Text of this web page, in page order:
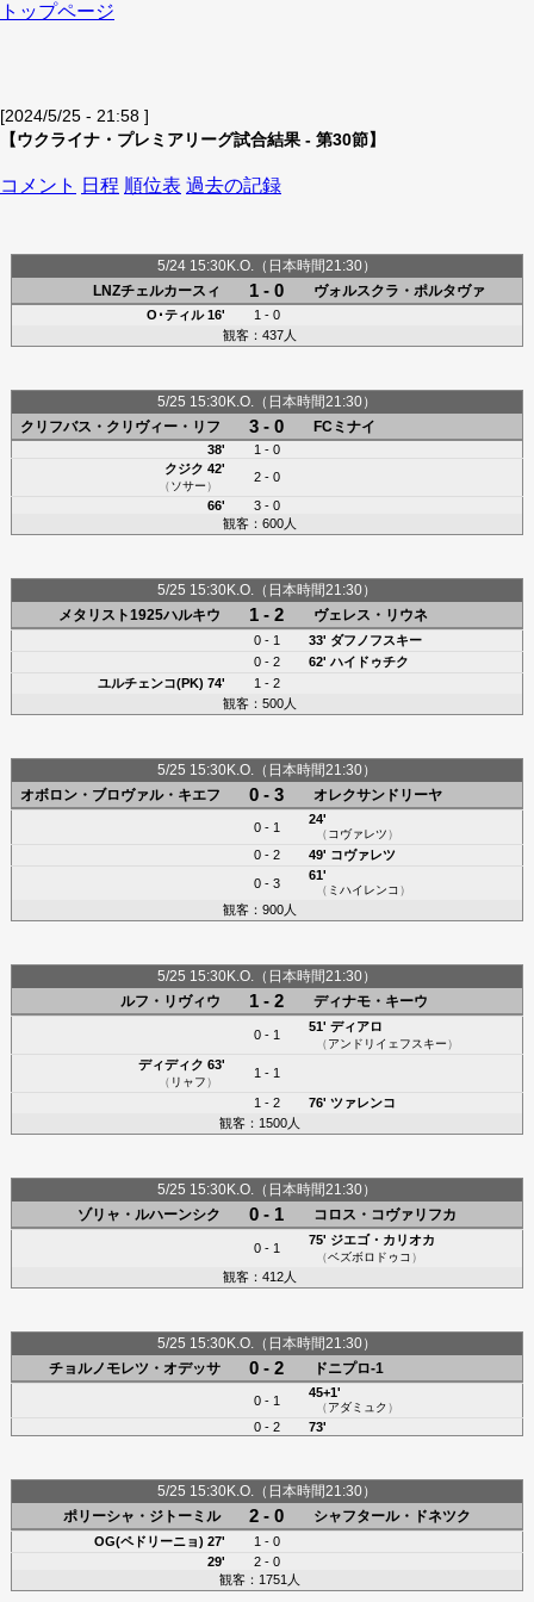
トップページ
[2024/5/25 - 21:58 ]
【ウクライナ・プレミアリーグ試合結果 - 第30節】
コメント 日程 順位表 過去の記録
5/24 15:30K.O.（日本時間21:30）
LNZチェルカースィ
1 - 0 ヴォルスクラ・ポルタヴァ
O･ティル16'
1 - 0
観客：437人
5/25 15:30K.O.（日本時間21:30）
クリフバス・クリヴィー・リフ
3 - 0 FCミナイ
38'
1 - 0
クジク 42'
（ソサー）
2 - 0
66'
3 - 0
観客：600人
5/25 15:30K.O.（日本時間21:30）
メタリスト1925ハルキウ
1 - 2 ヴェレス・リウネ
0 - 1 33' ダフノフスキー
0 - 2
62' ハイドゥチク
ユルチェンコ(PK) 74'
1 - 2
観客：500人
5/25 15:30K.O.（日本時間21:30）
オボロン・ブロヴァル・キエフ
0 - 3 オレクサンドリーヤ
0 - 1
24'
（コヴァレツ）
0 - 2 49' コヴァレツ
0 - 3
61'
（ ミハイレンコ ）
観客：900人
5/25 15:30K.O.（日本時間21:30）
ルフ・リヴィウ
1 - 2 ディナモ・キーウ
0 - 1
51' ディアロ
（アンドリイェフスキー）
ディディク 63'
（ リャフ）
1 - 1
1 - 2 76' ツァレンコ
観客：1500人
5/25 15:30K.O.（日本時間21:30）
ゾリャ・ルハーンシク
0 - 1 コロス・コヴァリフカ
0 - 1
75' ジエゴ・カリオカ
（ベズボロドゥコ ）
観客：412人
5/25 15:30K.O.（日本時間21:30）
チョルノモレツ・オデッサ
0 - 2 ドニプロ-1
0 - 1
45+1'
（アダミュク ）
0 - 2 73'
5/25 15:30K.O.（日本時間21:30）
ポリーシャ・ジトーミル
2 - 0 シャフタール・ドネツク
OG(ペドリーニョ) 27'
1 - 0
29'
2 - 0
観客：1751人